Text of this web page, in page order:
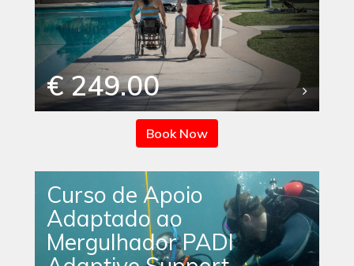
€ 249.00
Book Now
Curso de Apoio
Adaptado ao
Mergulhador PADI